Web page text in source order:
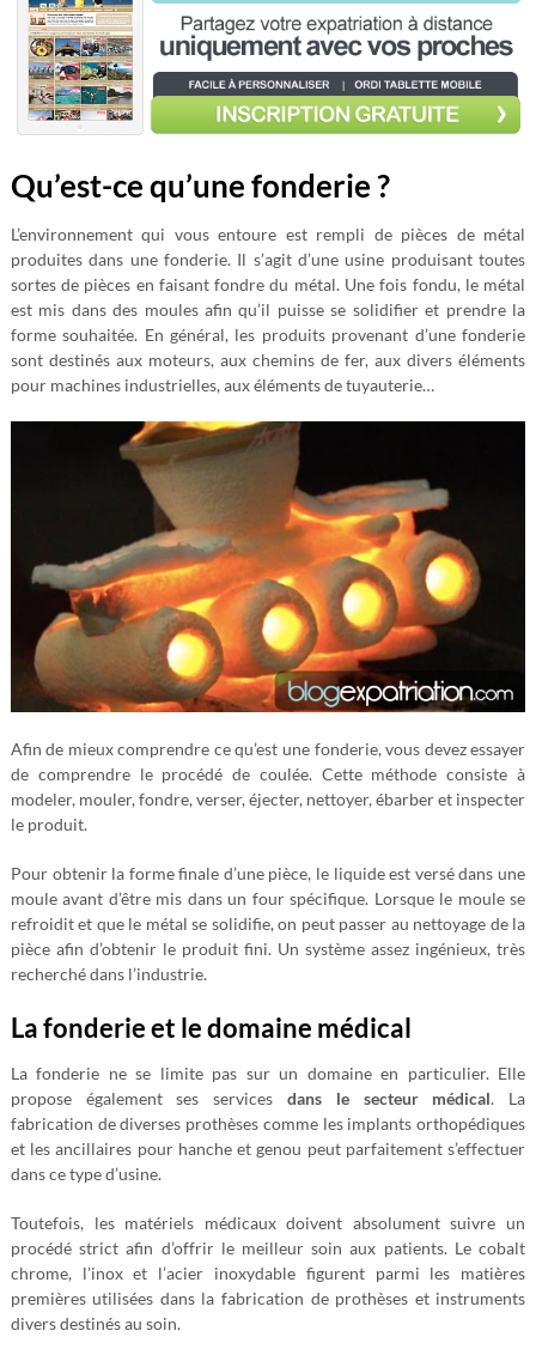
Qu’est-ce qu’une fonderie ?
L’environnement qui vous entoure est rempli de pièces de métal
produites dans une fonderie. Il s’agit d’une usine produisant toutes
sortes de pièces en faisant fondre du métal. Une fois fondu, le métal
est mis dans des moules afin qu’il puisse se solidifier et prendre la
forme souhaitée. En général, les produits provenant d’une fonderie
sont destinés aux moteurs, aux chemins de fer, aux divers éléments
pour machines industrielles, aux éléments de tuyauterie…
Afin de mieux comprendre ce qu’est une fonderie, vous devez essayer
de comprendre le procédé de coulée. Cette méthode consiste à
modeler, mouler, fondre, verser, éjecter, nettoyer, ébarber et inspecter
le produit.
Pour obtenir la forme finale d’une pièce, le liquide est versé dans une
moule avant d’être mis dans un four spécifique. Lorsque le moule se
refroidit et que le métal se solidifie, on peut passer au nettoyage de la
pièce afin d’obtenir le produit fini. Un système assez ingénieux, très
recherché dans l’industrie.
La fonderie et le domaine médical
La fonderie ne se limite pas sur un domaine en particulier. Elle
propose également ses services dans le secteur médical. La
fabrication de diverses prothèses comme les implants orthopédiques
et les ancillaires pour hanche et genou peut parfaitement s’effectuer
dans ce type d’usine.
Toutefois, les matériels médicaux doivent absolument suivre un
procédé strict afin d’offrir le meilleur soin aux patients. Le cobalt
chrome, l’inox et l’acier inoxydable figurent parmi les matières
premières utilisées dans la fabrication de prothèses et instruments
divers destinés au soin.